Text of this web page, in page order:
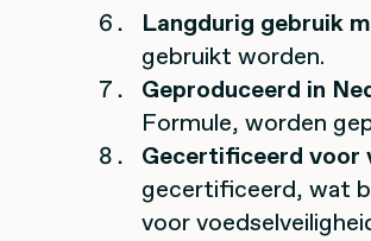
Langdurig gebruik
gebruikt worden.
Geproduceerd in
Formule, worden
Gecertificeerd voor
gecertificeerd, wat
voor